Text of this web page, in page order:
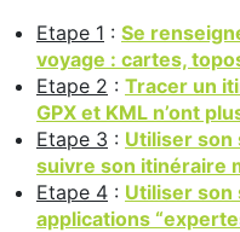
Etape 1 : Se
voyage : cartes,
Etape 2 : Tracer un
GPX et KML n’ont
Etape 3 : Utiliser son
suivre son itinéraire
Etape 4 : Utiliser son
applications